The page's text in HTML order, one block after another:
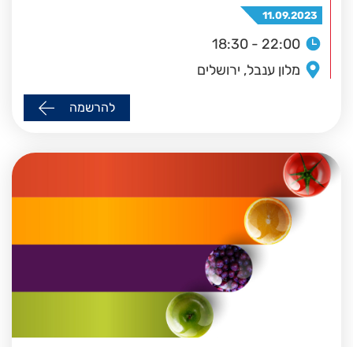
11.09.2023
18:30 - 22:00
מלון ענבל, ירושלים
להרשמה